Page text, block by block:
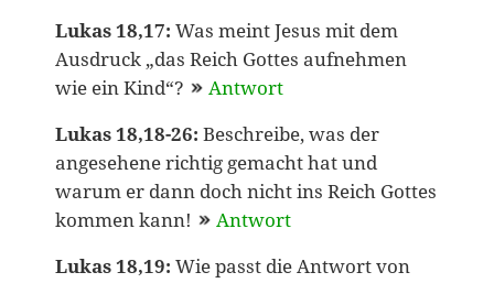
Lukas 18,17: Was meint Jesus mit dem
Ausdruck „das Reich Gottes aufnehmen
wie ein Kind“?
Antwort
Lukas 18,18-26: Beschreibe, was der
angesehene richtig gemacht hat und
warum er dann doch nicht ins Reich Gottes
kommen kann!
Antwort
Lukas 18,19: Wie passt die Antwort von